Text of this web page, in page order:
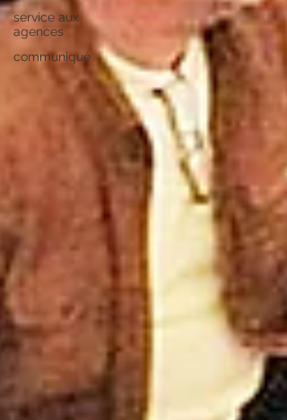
service aux
agences
communiqué